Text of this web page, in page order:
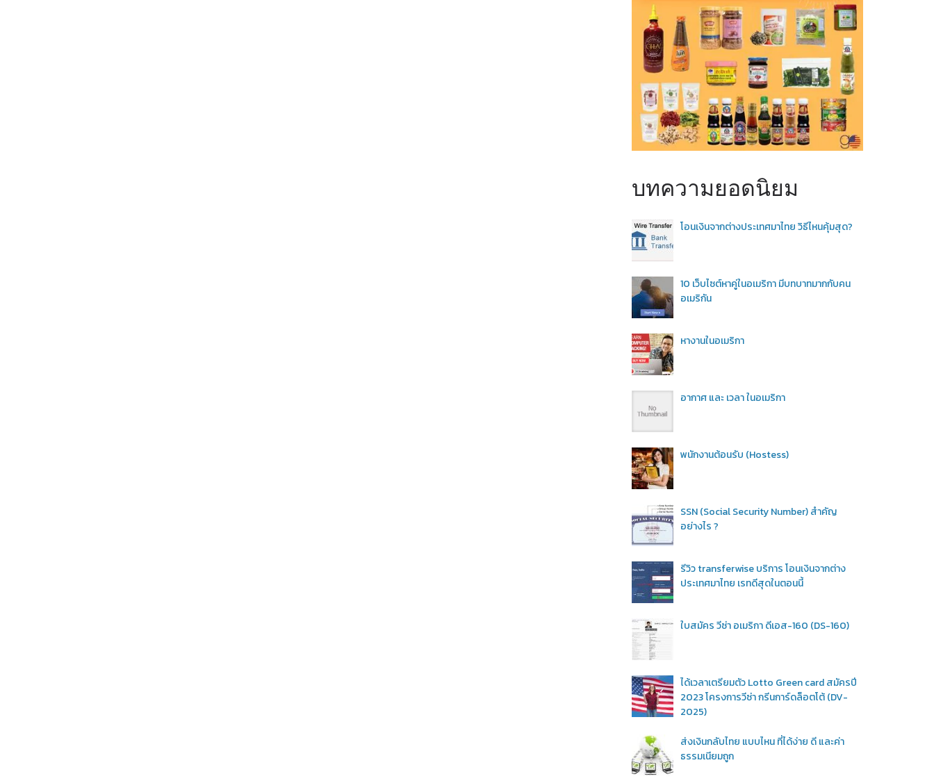
บทความยอดนิยม
โอนเงินจากต่างประเทศมาไทย วิธีไหนคุ้มสุด?
10 เว็บไซต์หาคู่ในอเมริกา มีบทบาทมากกับคน
อเมริกัน
หางานในอเมริกา
อากาศ และ เวลา ในอเมริกา
พนักงานต้อนรับ (Hostess)
SSN (Social Security Number) สำคัญ
อย่างไร ?
รีวิว transferwise บริการ โอนเงินจากต่าง
ประเทศมาไทย เรทดีสุดในตอนนี้
ใบสมัคร วีซ่า อเมริกา ดีเอส-160 (DS-160)
ได้เวลาเตรียมตัว Lotto Green card สมัครปี
2023 โครงการวีซ่า กรีนการ์ดล็อตโต้ (DV-
2025)
ส่งเงินกลับไทย แบบไหน ที่ได้ง่าย ดี และค่า
ธรรมเนียมถูก